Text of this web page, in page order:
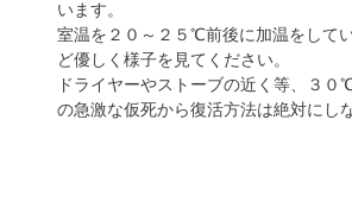
います。
室温を２０～２５℃前後に加温をして
ど優しく様子を見てください。
ドライヤーやストーブの近く等、３
の急激な仮死から復活方法は絶対にし